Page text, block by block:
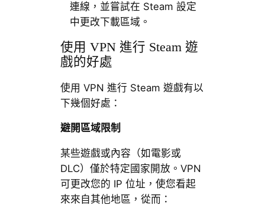
連線，並嘗試在 Steam 設定
中更改下載區域。
使用 VPN 進行 Steam 遊
戲的好處
使用 VPN 進行 Steam 遊戲有以
下幾個好處：
避開區域限制
某些遊戲或內容（如電影或
DLC）僅於特定國家開放。VPN
可更改您的 IP 位址，使您看起
來來自其他地區，從而：